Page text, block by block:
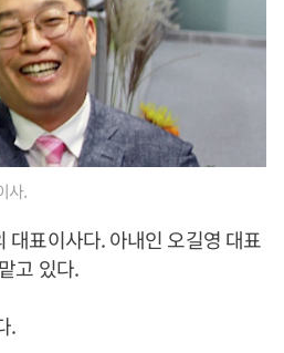
사.
대표이사다. 아내인 오길영 대표
고 있다.
.